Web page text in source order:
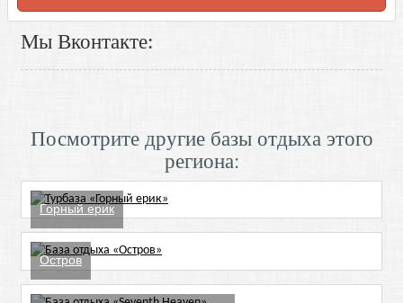
Мы Вконтакте:
Посмотрите другие базы отдыха этого
региона:
Горный ерик
Остров